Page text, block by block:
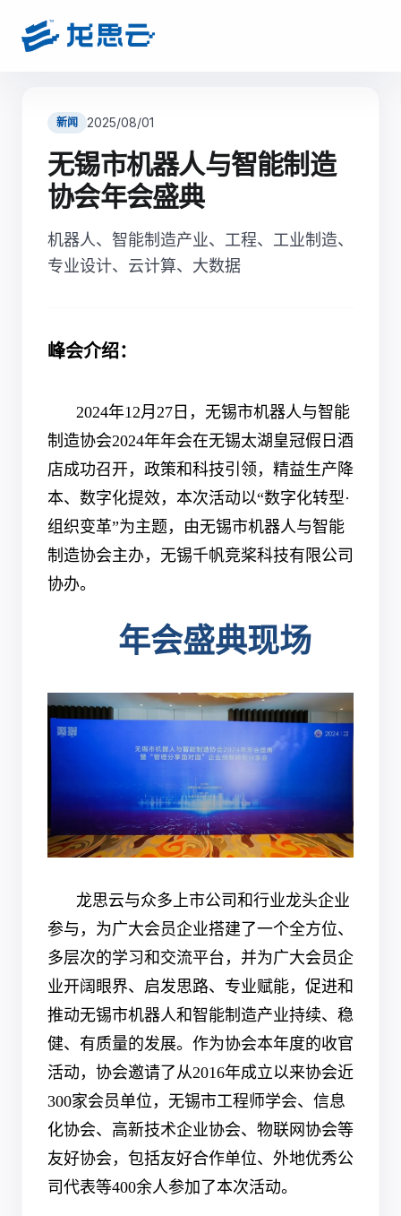
新闻 2025/08/01
无锡市机器人与智能制造
协会年会盛典
机器人、智能制造产业、工程、工业制造、
专业设计、云计算、大数据
峰会介绍：
2024年12月27日，无锡市机器人与智能
制造协会2024年年会在无锡太湖皇冠假日酒
店成功召开，政策和科技引领，精益生产降
本、数字化提效，本次活动以“数字化转型·
组织变革”为主题，由无锡市机器人与智能
制造协会主办，无锡千帆竞桨科技有限公司
协办。
年会盛典现场
龙思云与众多上市公司和行业龙头企业
参与，为广大会员企业搭建了一个全方位、
多层次的学习和交流平台，并为广大会员企
业开阔眼界、启发思路、专业赋能，促进和
推动无锡市机器人和智能制造产业持续、稳
健、有质量的发展。作为协会本年度的收官
活动，协会邀请了从2016年成立以来协会近
300家会员单位，无锡市工程师学会、信息
化协会、高新技术企业协会、物联网协会等
友好协会，包括友好合作单位、外地优秀公
司代表等400余人参加了本次活动。